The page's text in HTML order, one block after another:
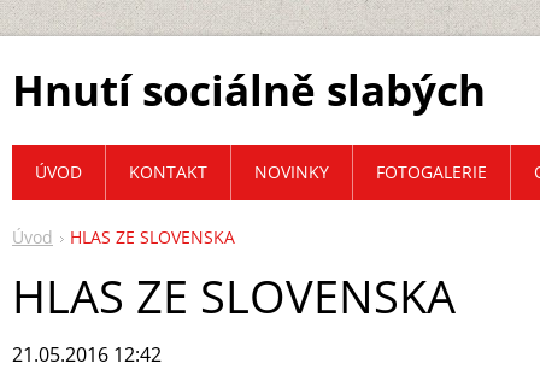
Hnutí sociálně slabých
Úvod HLAS ZE SLOVENSKA
HLAS ZE SLOVENSKA
21.05.2016 12:42
ÚVOD KONTAKT NOVINKY FOTOGALERIE